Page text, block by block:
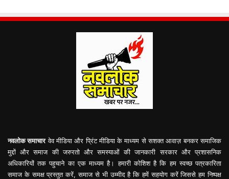
नवलोक समाचारवेव मीडिया और प्रिंट मीडिया के माध्यम से सशक्त आवाज़ बनकर समाजिक
मुद्दों और समाज की जरुरतो और समस्याओं की जानकारी सरकार और प्रशासनिक
अधिकारियों तक पहुचाने का एक माध्यम है। हमारी कोशिश है कि हम स्वच्छ पत्रकारिता
समाज के समक्ष प्रस्तुत करें, समाज से भी उम्मीद है कि हमें सहयोग करें जिससे हम निष्पक्ष